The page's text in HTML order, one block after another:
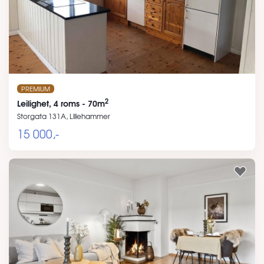
PREMIUM
Leilighet, 4 roms - 70m2
Storgata 131A, Lillehammer
15 000,-